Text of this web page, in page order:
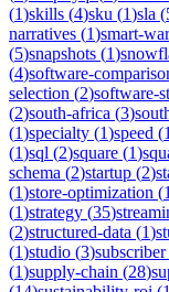
(1)skills (4)sku (1)sla (
narratives (1)smart-
(5)snapshots (1)
(4)software-
selection (2)software-
(2)south-africa (3)
(1)specialty (1)speed (1
(1)sql (2)square (1)
schema (2)startup (2)
(1)store-optimization (1
(1)strategy (35)
(2)structured-data (1)
(1)studio (3)subscriber
(1)supply-chain (28)